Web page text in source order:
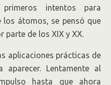
intentos para
átomos, se pensó que
parte de los XIX y XX.
aplicaciones prácticas de
Lentamente al
hasta que ahora